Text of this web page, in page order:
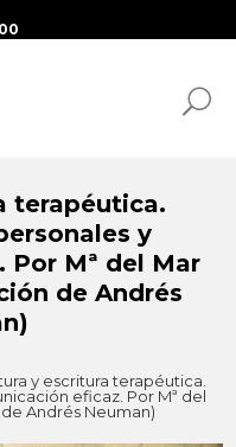
terapéutica.
y
Mª del Mar
de Andrés
y escritura terapéutica.
eficaz. Por Mª del
Andrés Neuman)